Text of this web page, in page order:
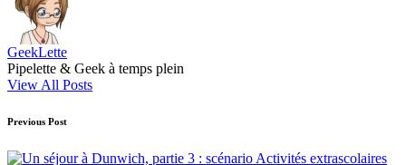
GeekLette
Pipelette & Geek à temps plein
View All Posts
Post
navigation
Previous Post